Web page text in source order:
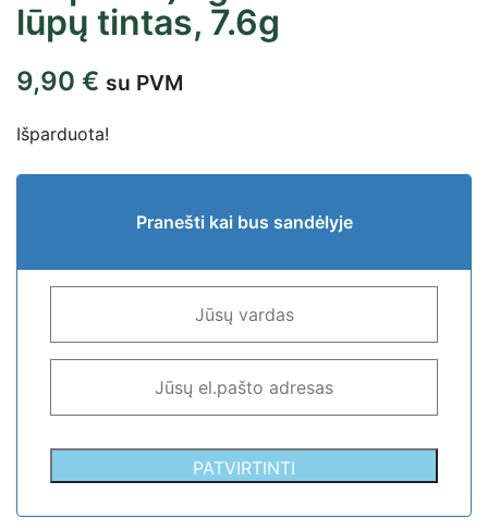
lūpų tintas, 7.6g
9,90 € su PVM
Išparduota!
Pranešti kai bus sandėlyje
PATVIRTINTI